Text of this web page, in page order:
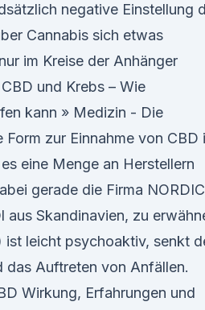
negative Einstellung
Cannabis sich etwas
im Kreise der Anhänger
und Krebs – Wie
kann » Medizin - Die
zur Einnahme von CBD
eine Menge an Herstellern
gerade die Firma NORDIC
aus Skandinavien, zu
ist leicht psychoaktiv, senkt
das Auftreten von Anfällen.
Wirkung, Erfahrungen und